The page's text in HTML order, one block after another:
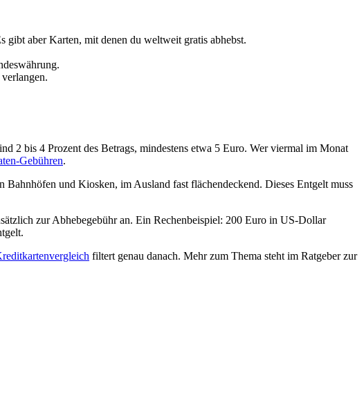
gibt aber Karten, mit denen du weltweit gratis abhebst.
2 bis 4 Prozent des Betrags, mindestens etwa 5 Euro. Wer viermal im Monat
Gebühren.
und Kiosken, im Ausland fast flächendeckend. Dieses Entgelt muss
zur Abhebegebühr an. Ein Rechenbeispiel: 200 Euro in US-Dollar
filtert genau danach. Mehr zum Thema steht im Ratgeber zur